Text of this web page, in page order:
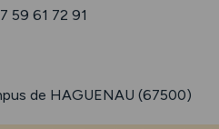
59 61 72 91
de HAGUENAU (67500)